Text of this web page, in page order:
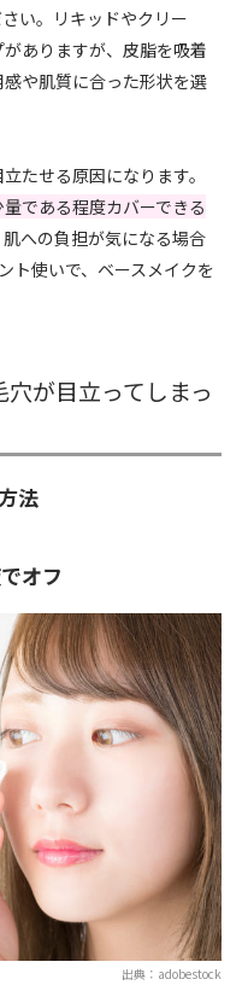
い。リキッドやクリー
ありますが、皮脂を吸着
や肌質に合った形状を選
たせる原因になります。
である程度カバーできる
への負担が気になる場合
ト使いで、ベースメイクを
が目立ってしまっ
法
オフ
出典：adobestock